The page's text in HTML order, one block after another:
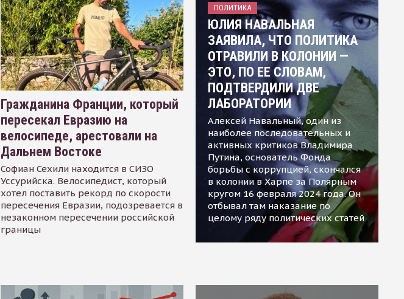
Гражданина Франции, который
пересекал Евразию на
велосипеде, арестовали на
Дальнем Востоке
Софиан Сехили находится в СИЗО
Уссурийска. Велосипедист, который
хотел поставить рекорд по скорости
пересечения Евразии, подозревается в
незаконном пересечении российской
границы
ПОЛИТИКА
ЮЛИЯ НАВАЛЬНАЯ
ЗАЯВИЛА, ЧТО ПОЛИТИКА
ОТРАВИЛИ В КОЛОНИИ —
ЭТО, ПО ЕЕ СЛОВАМ,
ПОДТВЕРДИЛИ ДВЕ
ЛАБОРАТОРИИ
Алексей Навальный, один из
наиболее последовательных и
активных критиков Владимира
Путина, основатель Фонда
борьбы с коррупцией, скончался
в колонии в Харпе за Полярным
кругом 16 февраля 2024 года. Он
отбывал там наказание по
целому ряду политических статей